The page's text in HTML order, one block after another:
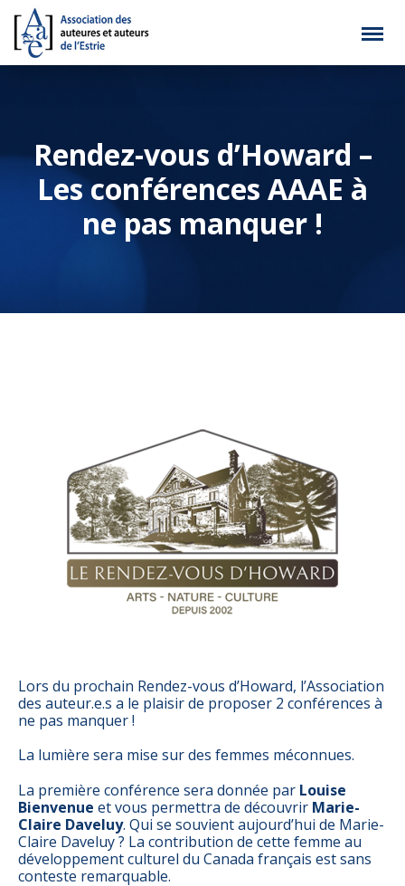
Rendez-vous d’Howard –
Les conférences AAAE à
ne pas manquer !
Lors du prochain Rendez-vous d’Howard, l’Association
des auteur.e.s a le plaisir de proposer 2 conférences à
ne pas manquer !
La lumière sera mise sur des femmes méconnues.
La première conférence sera donnée par Louise
Bienvenue et vous permettra de découvrir Marie-
Claire Daveluy. Qui se souvient aujourd’hui de Marie-
Claire Daveluy ? La contribution de cette femme au
développement culturel du Canada français est sans
conteste remarquable.